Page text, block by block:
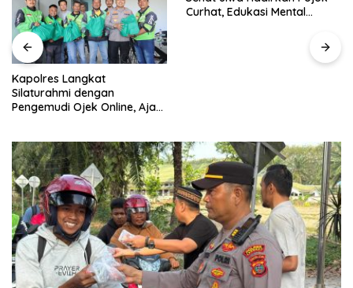
Kapolres Langkat
Silaturahmi dengan
Pengemudi Ojek Online, Ajak
Curhat, Edukasi Mental